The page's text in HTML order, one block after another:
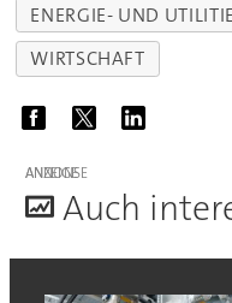
ENERGIE- UND
WIRTSCHAFT
ANZEIGE
Auch